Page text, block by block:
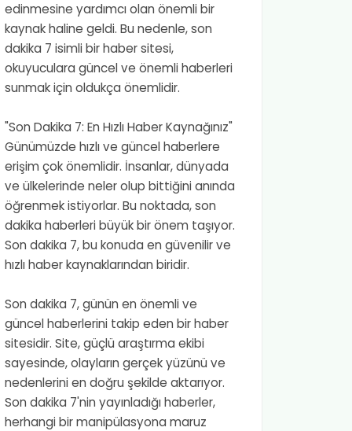
edinmesine yardımcı olan önemli bir
kaynak haline geldi. Bu nedenle, son
dakika 7 isimli bir haber sitesi,
okuyuculara güncel ve önemli haberleri
sunmak için oldukça önemlidir.
"Son Dakika 7: En Hızlı Haber Kaynağınız"
Günümüzde hızlı ve güncel haberlere
erişim çok önemlidir. İnsanlar, dünyada
ve ülkelerinde neler olup bittiğini anında
öğrenmek istiyorlar. Bu noktada, son
dakika haberleri büyük bir önem taşıyor.
Son dakika 7, bu konuda en güvenilir ve
hızlı haber kaynaklarından biridir.
Son dakika 7, günün en önemli ve
güncel haberlerini takip eden bir haber
sitesidir. Site, güçlü araştırma ekibi
sayesinde, olayların gerçek yüzünü ve
nedenlerini en doğru şekilde aktarıyor.
Son dakika 7'nin yayınladığı haberler,
herhangi bir manipülasyona maruz